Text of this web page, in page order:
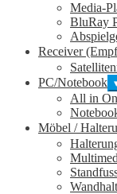
Media-
BluRay
Receiver
PC/Notebook
All in
Möbel /